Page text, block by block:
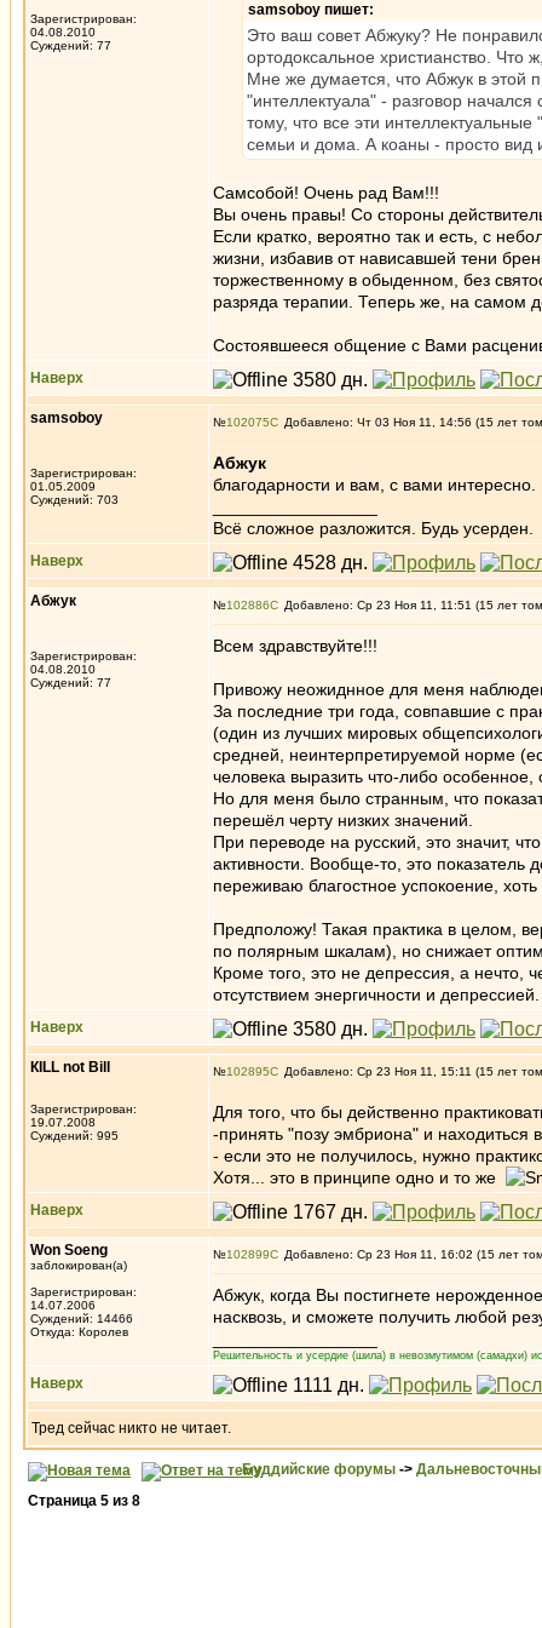
Зарегистрирован:
04.08.2010
Суждений: 77
samsoboy пишет:
Это ваш совет Абжуку? Не
ортодоксальное христианство.
Мне же думается, что Абжук в этой
"интеллектуала" - разговор
тому, что все эти
семьи и дома. А коаны - просто вид
Самсобой! Очень рад Вам!!!
Вы очень правы! Со стороны
Если кратко, вероятно так и есть, с
жизни, избавив от нависавшей тени
торжественному в обыденном, без
разряда терапии. Теперь же, на самом
Состоявшееся общение с Вами
Наверх
samsoboy
Зарегистрирован:
01.05.2009
Суждений: 703
№102075 Добавлено: Чт 03 Ноя 11, 14:56 (15 лет
Абжук
благодарности и вам, с вами интересно.
Всё сложное разложится. Будь усерден.
Наверх
Абжук
Зарегистрирован:
04.08.2010
Суждений: 77
№102886 Добавлено: Ср 23 Ноя 11, 11:51 (15 лет
Всем здравствуйте!!!
Привожу неожиднное для меня
За последние три года, совпавшие с
(один из лучших мировых
средней, неинтерпретируемой норме
человека выразить что-либо
Но для меня было странным, что
перешёл черту низких значений.
При переводе на русский, это значит,
активности. Вообще-то, это
переживаю благостное успокоение,
Предположу! Такая практика в целом,
по полярным шкалам), но снижает
Кроме того, это не депрессия, а
отсутствием энергичности и депрессией.
Наверх
КILL not Вill
Зарегистрирован:
19.07.2008
Суждений: 995
№102895 Добавлено: Ср 23 Ноя 11, 15:11 (15 лет
Для того, что бы действенно
-принять "позу эмбриона" и находиться
- если это не получилось, нужно
Хотя... это в принципе одно и то же
Наверх
Won Soeng
заблокирован(а)
Зарегистрирован:
14.07.2006
Суждений: 14466
Откуда: Королев
№102899 Добавлено: Ср 23 Ноя 11, 16:02 (15 лет
Абжук, когда Вы постигнете
насквозь, и сможете получить любой
Решительность и усердие (шила) в невозмутимом (самадхи)
Наверх
Тред сейчас никто не читает.
Буддийские форумы ->
Страница 5 из 8